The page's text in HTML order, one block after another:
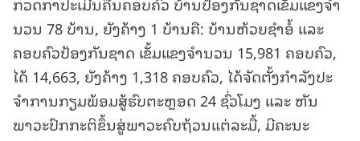
ນວນ 78 ບ້ານ, ຍັງຄ້າງ 1 ບ້ານຄື: ບ້ານຫ້ວຍຊໍາອໍ້ ແລະ
ຄອບຄົວປ້ອງກັນຊາດ ເຂັ້ມແຂງຈໍານວນ 15,981 ຄອບຄົວ,
ໄດ້ 14,663, ຍັງຄ້າງ 1,318 ຄອບຄົວ, ໄດ້ຈັດຕັ້ງກໍາລັງປະ
ຈໍາການກຽມພ້ອມສູ້ຮົບຕະຫຼອດ 24 ຊົ່ວໂມງ ແລະ ຫັນ
ພາວະປົກກະຕິຂຶ້ນສູ່ພາວະຄົບຖ້ວນແຕ່ລະມື້, ມີຄະນະ